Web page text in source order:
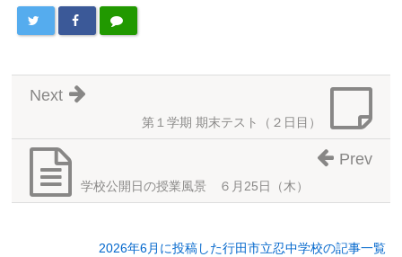
第１学期 期末テスト（２日目）
Next
学校公開日の授業風景 ６月25日（木）
Prev
2026年6月に投稿した行田市立忍中学校の記事一覧